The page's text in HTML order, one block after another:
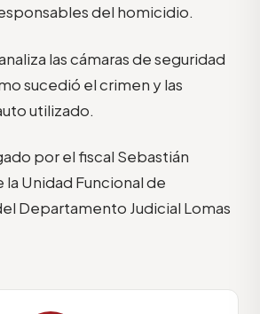
del homicidio.
las cámaras de seguridad
sucedió el crimen y las
utilizado.
por el fiscal Sebastián
Unidad Funcional de
Departamento Judicial Lomas